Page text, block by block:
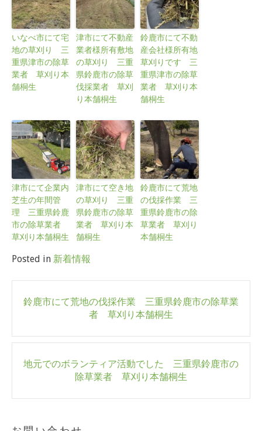
いなべ市にて宅
地の草刈り 三
重県津市の除草
業者 草刈り本
舗桐生
津市にて不動産
業者様所有敷地
の草刈り 三重
県鈴鹿市の除草
伐採業者 草刈
り本舗桐生
鈴鹿市にて不動
産会社様所有地
草刈りです 三
重県津市の除草
業者 草刈り本
舗桐生
津市にて企業内
芝生の年間管
理 三重県鈴鹿
市の除草業者
草刈り本舗桐生
津市にて空き地
の草刈り 三重
県鈴鹿市の除草
業者 草刈り本
舗桐生
鈴鹿市にて荒地
の伐採作業 三
重県鈴鹿市の除
草業者 草刈り
本舗桐生
Posted in 新着情報
Post
navigation
鈴鹿市にて荒地の伐採作業 三重県鈴鹿市の除草業
者 草刈り本舗桐生
地元でのボランティア活動でした 三重県鈴鹿市の
除草業者 草刈り本舗桐生